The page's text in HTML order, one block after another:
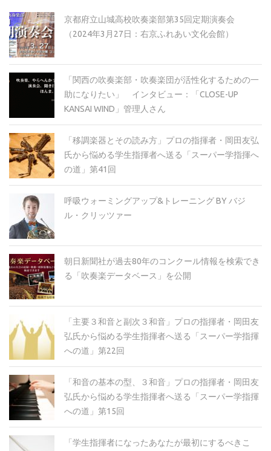
京都府立山城高校吹奏楽部第35回定期演奏会
（2024年3月27日：右京ふれあい文化会館）
「関西の吹奏楽部・吹奏楽団が活性化するための一
助になりたい」 インタビュー：「CLOSE-UP
KANSAI WIND」管理人さん
「移調楽器とその読み方」プロの指揮者・岡田友弘
氏から悩める学生指揮者へ送る「スーパー学指揮へ
の道」第41回
呼吸ウォーミングアップ&トレーニング BY バジ
ル・クリッツァー
朝日新聞社が過去80年のコンクール情報を検索でき
る「吹奏楽データベース」を公開
「主要３和音と副次３和音」プロの指揮者・岡田友
弘氏から悩める学生指揮者へ送る「スーパー学指揮
への道」第22回
「和音の基本の型、３和音」プロの指揮者・岡田友
弘氏から悩める学生指揮者へ送る「スーパー学指揮
への道」第15回
「学生指揮者になったあなたが最初にするべきこ